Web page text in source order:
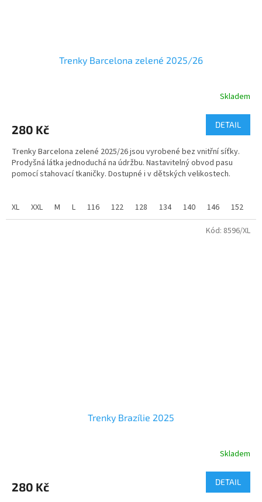
Trenky Barcelona zelené 2025/26
Skladem
280 Kč DETAIL
Trenky Barcelona zelené 2025/26 jsou vyrobené bez vnitřní síťky.
Prodyšná látka jednoduchá na údržbu. Nastavitelný obvod pasu
pomocí stahovací tkaničky. Dostupné i v dětských velikostech.
Úplet:pique
XL XXL M L 116 122 128 134 140 146 152
Trenky Brazílie 2025
je
Skladem
280 Kč DETAIL
Kód: 8596/XL